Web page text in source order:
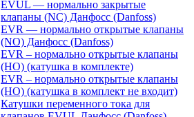
EVUL — нормально закрытые
клапаны (NC) Данфосс (Danfoss)
EVR — нормально открытые клапаны
(NO) Данфосс (Danfoss)
EVR – нормально открытые клапаны
(НО) (катушка в комплекте)
EVR – нормально открытые клапаны
(НО) (катушка в комплект не входит)
Катушки переменного тока для